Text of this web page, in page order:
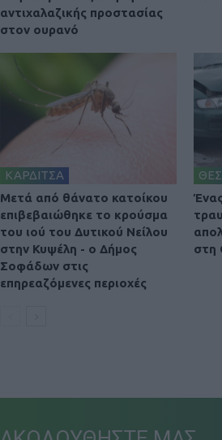
αντιχαλαζικής προστασίας
στον ουρανό
ΚΑΡΔΙΤΣΑ
Μετά από θάνατο κατοίκου
επιβεβαιώθηκε το κρούσμα
του ιού του Δυτικού Νείλου
στην Κυψέλη - ο Δήμος
Σοφάδων στις
επηρεαζόμενες περιοχές
στη